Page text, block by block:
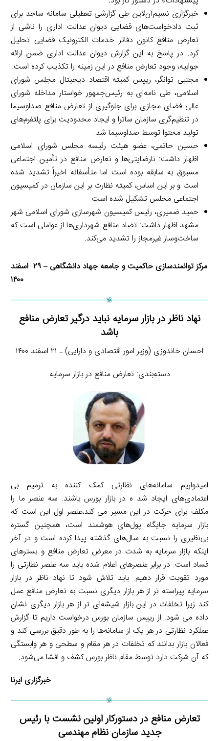
خبرگزاری نسیم‌آن‌لاین طی گزارشی تعطیلی سامانه ساجد برای
ثبت دادخواست‌های قضایی دیوان عدالت اداری را ناشی از
تعارض منافع کانون دفاتر خدمات الکترونیک قضایی تحلیل
کرد. در پاسخ به این گزارش دیوان عدالت اداری ضمن ارائه
جوابیه، وجود تعارض منافع در این زمینه را تکذیب کرده است.
مجتبی توانگر، رییس کمیته اقتصاد دیجیتال مجلس شورای
اسلامی، طی نامه‌ای به رئیس‌جمهور خواستار مداخله شورای
عالی فضای مجازی برای جلوگیری از تعارض منافع صداوسیما
در تنظیم‌گری سازمان ساترا و ایجاد محدودیت برای پلتفرم‌های
تولید محتوا توسط صداوسیما شد.
حسین حاتمی، عضو هیئت رئیسه مجلس شورای اسلامی
اظهار داشت: نارضایتی‌ها و تعارض منافع در تأمین اجتماعی
مسبوق به سابقه بوده است اما متأسفانه اخیراً تشدید شده
است و بر این اساس، کمیته نظارت بر این سازمان در کمیسیون
اجتماعی مجلس تشکیل شده است.
حمید ضمیری، رئیس کمیسیون شهرسازی شورای اسلامی شهر
مشهد اظهار داشت: تضاد منافع شهرداری‌ها از عواملی است که
ساخت‌وساز غیرمجاز را تشدید می‌کند.
مرکز توانمندسازی حاکمیت و جامعه جهاد دانشگاهی – ۲۹ اسفند
۱۴۰۰
نهاد ناظر در بازار سرمایه نباید درگیر تعارض منافع
باشد
احسان خاندوزی (وزیر امور اقتصادی و دارایی) ـ ۲۱ اسفند ۱۴۰۰
دسته‌بندی: تعارض منافع در بازار سرمایه
امیدواریم سامانه‌های نظارتی کمک کننده به ترمیم بی
اعتمادی‌های ایجاد شد ه در بازار بورس باشند. سه عنصر ما را
مکلف برای حرکت در این مسیر می کند،عنصر اول این است که
بازار سرمایه جایگاه پول‌های هوشمند است، همچنین گستره
بی‌نظیری را نسبت به سال‌های گذشته پیدا کرده است و در آخر
اینکه بازار سرمایه به شدت در معرض تعارض منافع و بسترهای
فساد است. در برابر عنصرهای اعلام شده باید سه عنصر نظارتی را
مورد تقویت قرار دهیم. باید تلاش شود تا نهاد ناظر در بازار
سرمایه پیراسته تر از هر بازار دیگری نسبت به تعارض منافع عمل
کند زیرا تخلفات در این بازار شیشه‌ای تر از هر بازار دیگری نشان
داده می شود. از رییس سازمان بورس درخواست داریم تا گزارش
عملکرد نظارتی در هر یک از سامانه‌ها را به طور دقیق بررسی کند و
فعالان بازار بدانند که تخلفات در هر مقام و سطحی و هر وابستگی
که آن شرکت دارد توسط مقام ناظر بورس کشف و افشا می‌شود.
خبرگزاری ایرنا
تعارض منافع در دستورکار اولین نشست با رئیس
جدید سازمان نظام مهندسی